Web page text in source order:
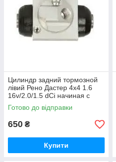
Цилиндр задний тормозной
лівий Рено Дастер 4x4 1.6
16v/2.0/1.5 dCi начиная с
2011 LI LPR(Италия) 5217
Готово до відправки
650 ₴
Купити